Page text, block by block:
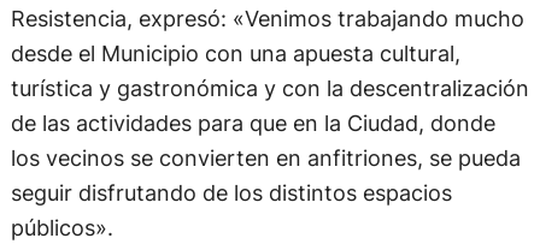
Resistencia, expresó: «Venimos trabajando mucho
desde el Municipio con una apuesta cultural,
turística y gastronómica y con la descentralización
de las actividades para que en la Ciudad, donde
los vecinos se convierten en anfitriones, se pueda
seguir disfrutando de los distintos espacios
públicos».